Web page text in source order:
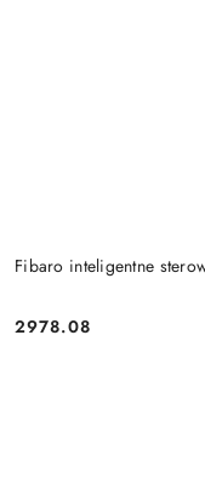
Fibaro inteligentne
Cena:
2978.08